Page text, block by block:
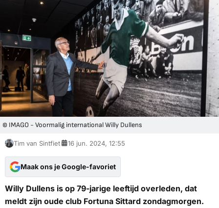
© IMAGO - Voormalig international Willy Dullens
Tim van Sintfiet 16 jun. 2024, 12:55
Maak ons je Google-favoriet
Willy Dullens is op 79-jarige leeftijd overleden, dat
meldt zijn oude club Fortuna Sittard zondagmorgen.